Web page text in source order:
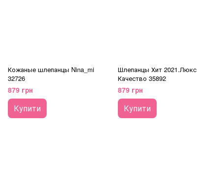
Кожаные шлепанцы Nina_mi
32726
879 грн
Купити
Шлепанцы Хит 2021.Люкс
Качество 35892
879 грн
Купити